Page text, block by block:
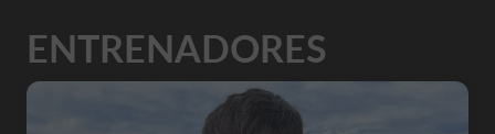
ENTRENADORES